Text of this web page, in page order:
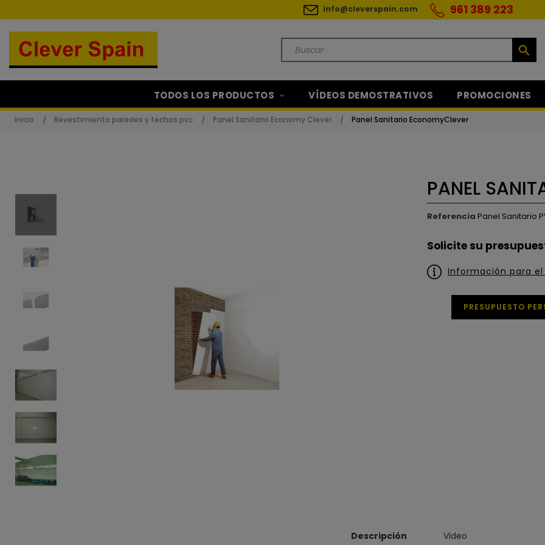
info@cleverspain.com 961 389 223
search
TODOS LOS PRODUCTOS VÍDEOS DEMOSTRATIVOS PROMOCIONES
Inicio Revestimiento paredes y techos pvc Panel Sanitario Economy Clever Panel Sanitario EconomyClever
PANEL
Referencia Panel Sanitario
Solicite su
Información para
PRESUPUESTO
Descripción Video